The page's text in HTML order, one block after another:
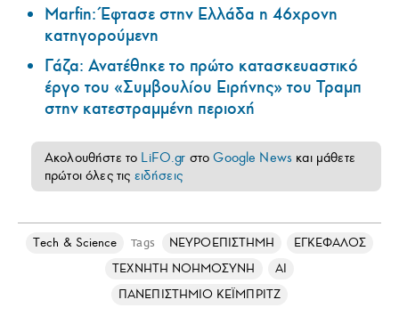
Marfin: Έφτασε στην Ελλάδα η 46χρονη
κατηγορούμενη
Γάζα: Ανατέθηκε το πρώτο κατασκευαστικό
έργο του «Συμβουλίου Ειρήνης» του Τραμπ
στην κατεστραμμένη περιοχή
Ακολουθήστε το LiFO.gr στοGoogle News και μάθετε
πρώτοι όλες τις ειδήσεις
Τech & Science Tags ΝΕΥΡΟΕΠΙΣΤΗΜΗ
ΕΓΚΕΦΑΛΟΣ
ΤΕΧΝΗΤΗ ΝΟΗΜΟΣΥΝΗ
AI
ΠΑΝΕΠΙΣΤΗΜΙΟ ΚΕΪΜΠΡΙΤΖ